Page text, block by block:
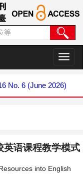
切
换
航
No. 6 (June 2026)
英语课程教学模式
into English